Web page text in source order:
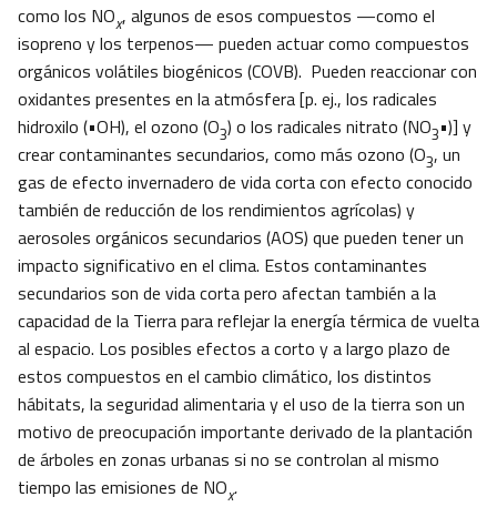
como los NOx, algunos de esos compuestos —como el
isopreno y los terpenos— pueden actuar como compuestos
orgánicos volátiles biogénicos (COVB). Pueden reaccionar con
oxidantes presentes en la atmósfera [p. ej., los radicales
hidroxilo (•OH), el ozono (O3) o los radicales nitrato (NO3•)] y
crear contaminantes secundarios, como más ozono (O3, un
gas de efecto invernadero de vida corta con efecto conocido
también de reducción de los rendimientos agrícolas) y
aerosoles orgánicos secundarios (AOS) que pueden tener un
impacto significativo en el clima. Estos contaminantes
secundarios son de vida corta pero afectan también a la
capacidad de la Tierra para reflejar la energía térmica de vuelta
al espacio. Los posibles efectos a corto y a largo plazo de
estos compuestos en el cambio climático, los distintos
hábitats, la seguridad alimentaria y el uso de la tierra son un
motivo de preocupación importante derivado de la plantación
de árboles en zonas urbanas si no se controlan al mismo
tiempo las emisiones de NOx.